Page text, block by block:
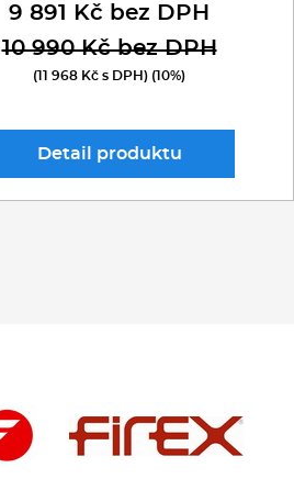
9 891 Kč bez DPH
10 990 Kč bez DPH
(11 968 Kč s DPH) (10%)
Detail produktu